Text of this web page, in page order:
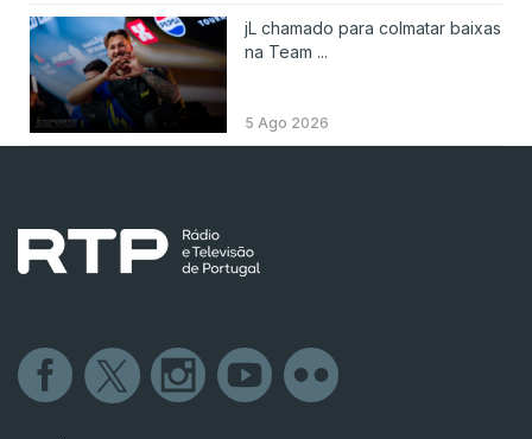
jL chamado para colmatar baixas
na Team ...
5 Ago 2026